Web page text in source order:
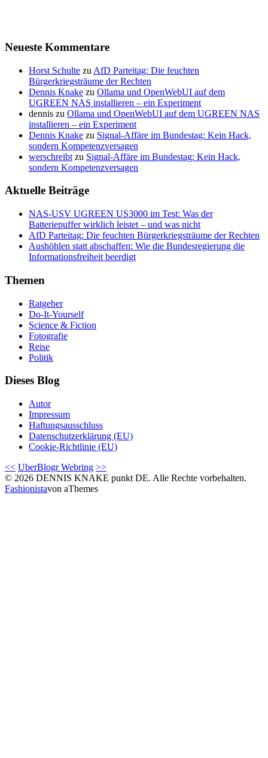
Neueste Kommentare
Horst Schulte zu AfD Parteitag: Die feuchten
Bürgerkriegsträume der Rechten
Dennis Knake zu Ollama und OpenWebUI auf dem
UGREEN NAS installieren – ein Experiment
dennis zu Ollama und OpenWebUI auf dem UGREEN NAS
installieren – ein Experiment
Dennis Knake zu Signal-Affäre im Bundestag: Kein Hack,
sondern Kompetenzversagen
werschreibt zu Signal-Affäre im Bundestag: Kein Hack,
sondern Kompetenzversagen
Aktuelle Beiträge
NAS-USV UGREEN US3000 im Test: Was der
Batteriepuffer wirklich leistet – und was nicht
AfD Parteitag: Die feuchten Bürgerkriegsträume der Rechten
Aushöhlen statt abschaffen: Wie die Bundesregierung die
Informationsfreiheit beerdigt
Themen
Ratgeber
Do-It-Yourself
Science & Fiction
Fotografie
Reise
Politik
Dieses Blog
Autor
Impressum
Haftungsausschluss
Datenschutzerklärung (EU)
Cookie-Richtlinie (EU)
<< UberBlogr Webring >>
© 2026 DENNIS KNAKE punkt DE. Alle Rechte vorbehalten.
Fashionistavon aThemes